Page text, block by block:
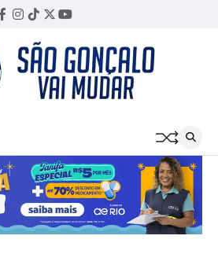
Facebook
Instagram
TikTok
TwitterYouTube